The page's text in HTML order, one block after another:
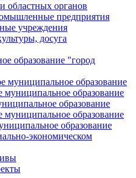
областных органов
предприятия
учреждения
досуга
образование "город
муниципальное образование
муниципальное образование
образование
муниципальное образование
образование
экономическом